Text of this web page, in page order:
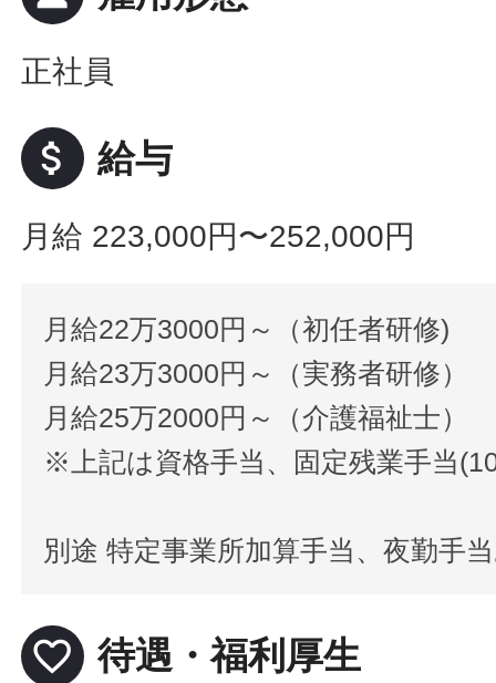
正社員
attach_money 給与
月給 223,000円〜252,000円
月給22万3000円～（初任者研修)
月給23万3000円～（実務者研修）
月給25万2000円～（介護福祉士）
※上記は資格手当、固定残業手当
別途 特定事業所加算手当、夜勤手
favorite_border 待遇・福利厚生